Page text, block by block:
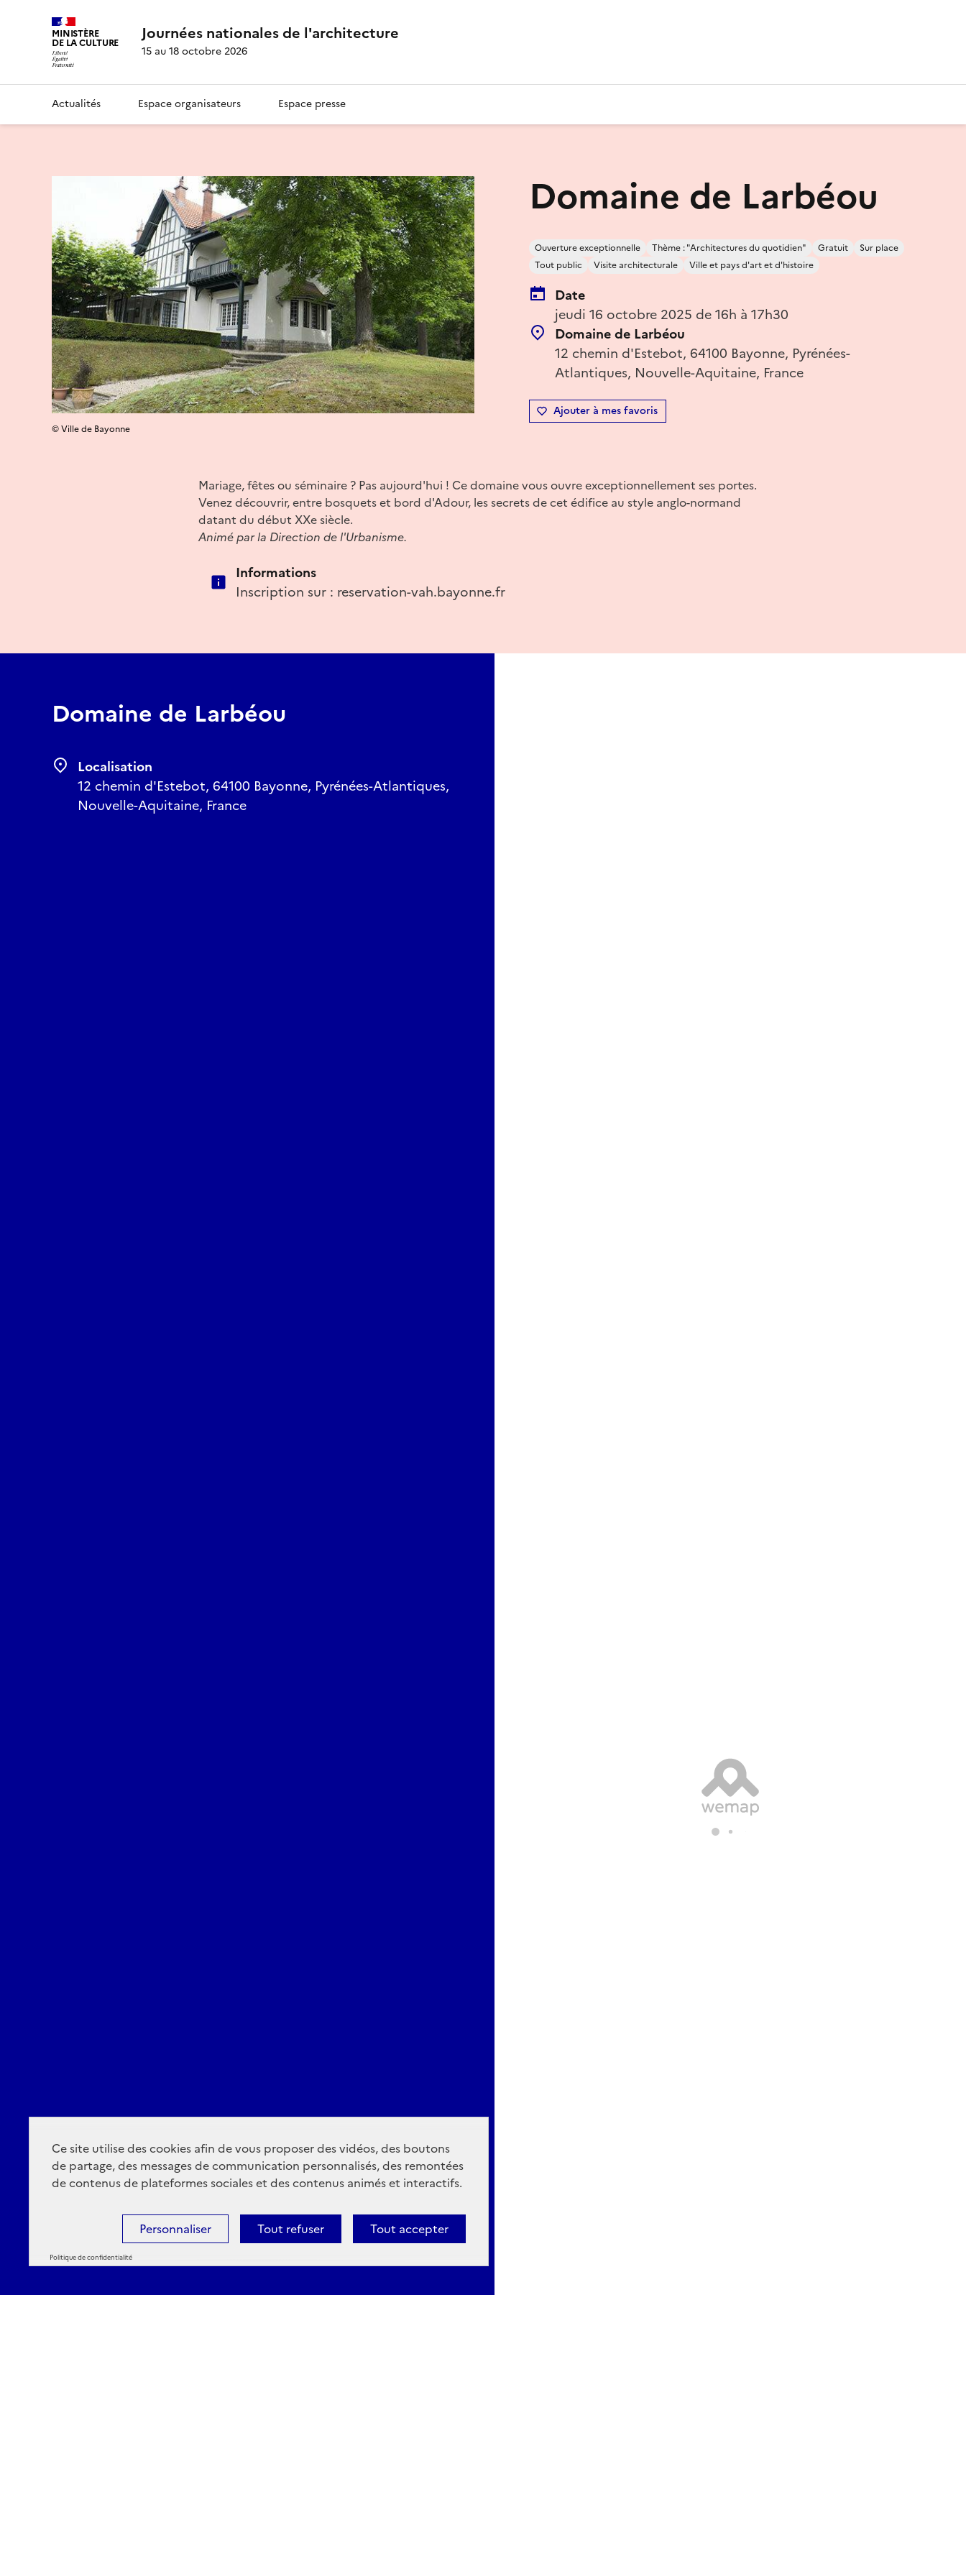
Ce site utilise des cookies afin de vous proposer des vidéos, des boutons
de partage, des messages de communication personnalisés, des remontées
de contenus de plateformes sociales et des contenus animés et interactifs.
Tout accepter
Tout refuser
Personnaliser
Politique de confidentialité
MINISTÈRE
DE LA CULTURE Journées nationales de l'architecture
15 au 18 octobre 2026
Actualités Espace organisateurs Espace presse
Domaine de Larbéou
Ouverture exceptionnelle Thème : "Architectures du quotidien" Gratuit
Sur place
Tout public
Visite architecturale Ville et pays d'art et d'histoire
Date
jeudi 16 octobre 2025 de 16h à 17h30
Domaine de Larbéou
12 chemin d'Estebot, 64100 Bayonne, Pyrénées-
Atlantiques, Nouvelle-Aquitaine, France
Ajouter à mes favoris
© Ville de Bayonne
Mariage, fêtes ou séminaire ? Pas aujourd'hui ! Ce domaine vous ouvre exceptionnellement ses portes.
Venez découvrir, entre bosquets et bord d'Adour, les secrets de cet édifice au style anglo-normand
datant du début XXe siècle.
Animé par la Direction de l'Urbanisme.
Informations
Inscription sur : reservation-vah.bayonne.fr
Domaine de Larbéou
Localisation
12 chemin d'Estebot, 64100 Bayonne, Pyrénées-Atlantiques,
Nouvelle-Aquitaine, France